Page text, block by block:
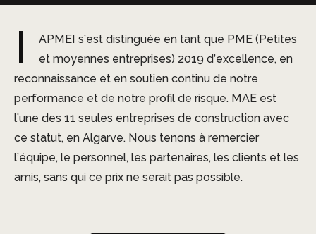
I
APMEI s’est distinguée en tant que PME (Petites
et moyennes entreprises) 2019 d’excellence, en
reconnaissance et en soutien continu de notre
performance et de notre profil de risque. MAE est
l’une des 11 seules entreprises de construction avec
ce statut, en Algarve. Nous tenons à remercier
l’équipe, le personnel, les partenaires, les clients et les
amis, sans qui ce prix ne serait pas possible.